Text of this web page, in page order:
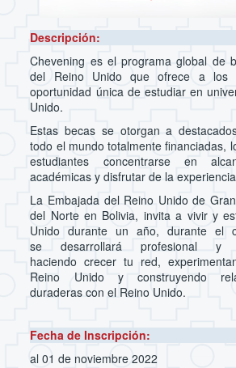
Descripción:
Chevening es el programa global de
del Reino Unido que ofrece a los
oportunidad única de estudiar en
Unido.
Estas becas se otorgan a
todo el mundo totalmente financiadas,
estudiantes concentrarse en
académicas y disfrutar de la
La Embajada del Reino Unido de
del Norte en Bolivia, invita a vivir y
Unido durante un año, durante el
se desarrollará profesional y
haciendo crecer tu red,
Reino Unido y construyendo
duraderas con el Reino Unido.
Fecha de Inscripción:
al 01 de noviembre 2022